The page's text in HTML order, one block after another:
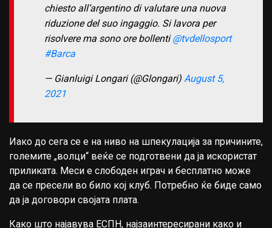
chiesto all’argentino di valutare una nuova
riduzione del suo ingaggio. Si lavora per
risolvere ma sono ore bollenti@tvdellosport
#Barca
— Gianluigi Longari (@Glongari) August 5,
2021
Иако до сега се е на ниво на шпекулација за причините,
големите „волци“ веќе се подготвени да ја искористат
приликата. Меси е слободен играч и бесплатно може
да се пресели во било кој клуб. Потребно ќе биде само
да ја договори својата плата.
Како што најавува ЕСПН, најзаинтересирани како и